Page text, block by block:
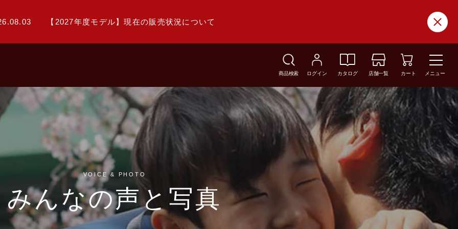
【2027年度モデル】現在の販売状況について
商品検索 ログイン カタログ 店舗一覧 カート メニュー
VOICE & PHOTO
みんなの声と写真